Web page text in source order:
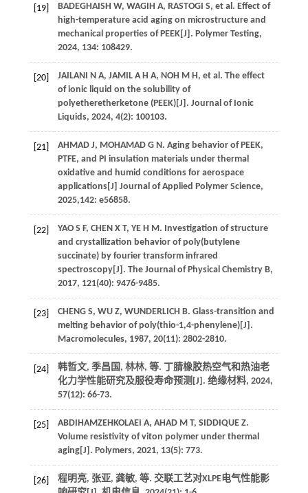
[19] BADEGHAISH W, WAGIH A, RASTOGI S, et al . Effect of
high-temperature acid aging on microstructure and
mechanical properties of PEEK[J]. Polymer Testing,
2024, 134: 108429.
[20] JAILANI N A, JAMIL A H A, NOH M H, et al . The effect
of ionic liquid on the solubility of
polyetheretherketone (PEEK)[J]. Journal of Ionic
Liquids, 2024, 4(2): 100103.
[21] AHMAD J, MOHAMAD G N. Aging behavior of PEEK,
PTFE, and PI insulation materials under thermal
oxidative and humid conditions for aerospace
applications[J] Journal of Applied Polymer Science,
2025,142: e56858.
[22] YAO S F, CHEN X T, YE H M. Investigation of structure
and crystallization behavior of poly(butylene
succinate) by fourier transform infrared
spectroscopy[J]. The Journal of Physical Chemistry B,
2017, 121(40): 9476-9485.
[23] CHENG S, WU Z, WUNDERLICH B. Glass-transition and
melting behavior of poly(thio-1,4-phenylene)[J].
Macromolecules, 1987, 20(11): 2802-2810.
[24] 韩哲文, 季昌国, 林林, 等. 丁腈橡胶热空气和热油老
化力学性能研究及服役寿命预测[J]. 绝缘材料, 2024,
57(12): 66-73.
[25] ABDIHAMZEHKOLAEI A, AHAD M T, SIDDIQUE Z.
Volume resistivity of viton polymer under thermal
aging[J]. Polymers, 2021, 13(5): 773.
[26] 程明亮, 张亚, 龚敏, 等. 交联工艺对XLPE电气性能影